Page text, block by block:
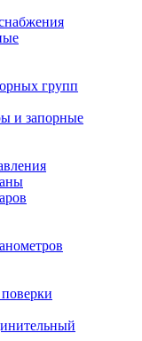
групп
и запорные